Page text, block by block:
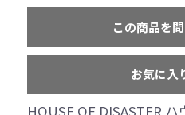
この商品を
お気に入
HOUSE OF DISASTER